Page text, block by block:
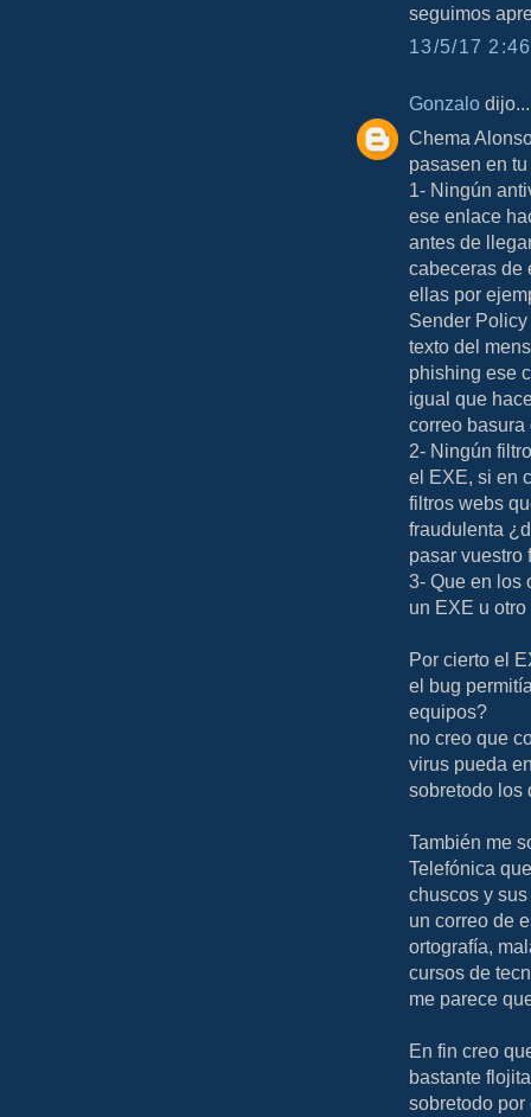
seguimos
13/5/17
Gonzalo dijo...
Chema
pasasen en
1- Ningún
ese enlace
antes de
cabeceras de
ellas por
Sender
texto del
phishing ese
igual que
correo basura
2- Ningún
el EXE, si en
filtros webs
fraudulenta
pasar vuestro
3- Que en los
un EXE u
Por cierto el
el bug
equipos?
no creo que
virus pueda
sobretodo los
También me
Telefónica
chuscos y
un correo de
ortografía,
cursos de
me parece
En fin creo
bastante
sobretodo